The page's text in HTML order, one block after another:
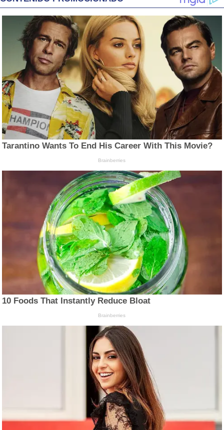
Tarantino Wants To End His Career With This Movie?
Brainberries
10 Foods That Instantly Reduce Bloat
Brainberries